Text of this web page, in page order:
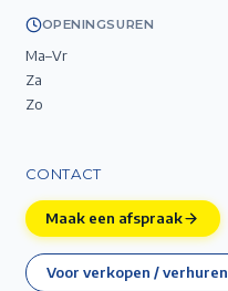
OPENINGSUREN
Ma–Vr
Za
Zo
CONTACT
Maak een afspraak
Voor verkopen / verhuren